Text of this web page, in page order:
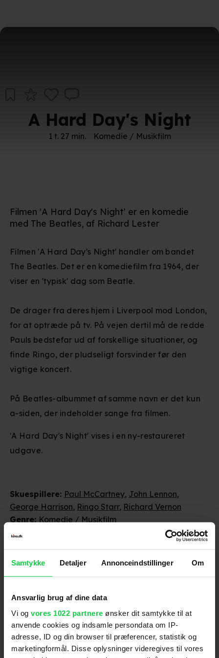
Samtykke Detaljer Annonceindstillinger Om
Ansvarlig brug af dine data
Vi og vores 1022 partnere ønsker dit samtykke til at
anvende cookies og indsamle persondata om IP-
adresse, ID og din browser til præferencer, statistik og
marketingformål. Disse oplysninger videregives til vores
A Hard Day's Night
1 t. 27 min. Komedie / Musikfilm
Anmeldelser fra medierne
Skuespillere: Paul McCartney, John Lennon,
George Harrison, Ringo Starr, Richard Vernon
Genre:Komedie / Musikfilm
Instruktion
Filmen 'A Hard Day's Night' er en komedie
med The Beatles, af Richard Lester
Filmen 'A Hard Day's Night' handler om bandet
The Beatles. Det er en komediefilm fra 1964, der
viser en 'typisk' dag som Beatle.
De drager fra deres hjem i Liverpool mod London,
for at optræde på tv. På vejen dertil må de redde
Pauls bedstefar ud af forskellige situationer, og
finde Ringo, der pludseligt forsvinder før den
vigtige koncert.
På Beatles-albummet af samme navn er det kun
a-siden, der indeholder sange fra filmen.
'A Hard Day's Night' vises i en ny-restaureret
udgave.